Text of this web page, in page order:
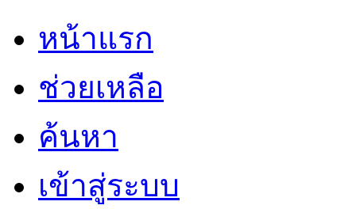
หน้าแรก
ช่วยเหลือ
ค้นหา
เข้าสู่ระบบ